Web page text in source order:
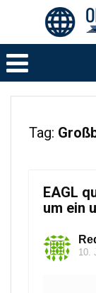
Tag:
EAGL
um ein
10.